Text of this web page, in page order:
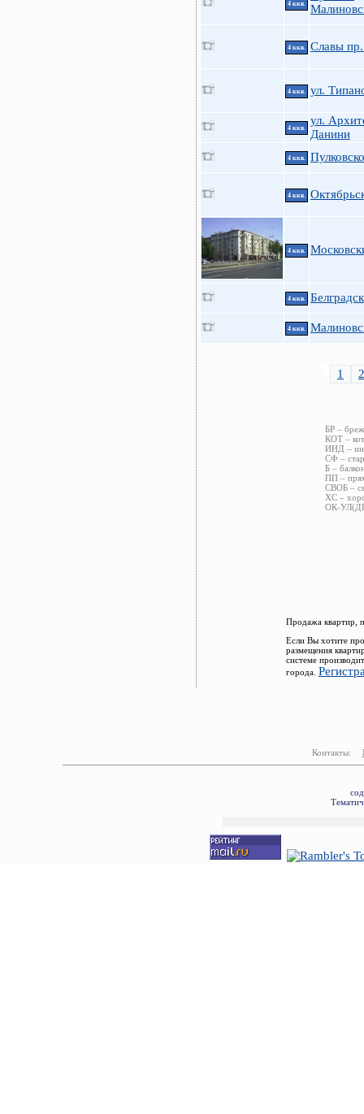
4 ккв.
4 ккв. Славы
4 ккв. ул.
4 ккв.
ул.
Данини
4 ккв.
4 ккв.
4 ккв.
4 ккв.
4 ккв.
1 2
БР –
КОТ –
ИНД –
СФ –
Б –
ПП –
СВОБ –
ХС –
ОК-
Продажа квартир,
Если Вы хотите
размещения
системе
города.
Контакты: